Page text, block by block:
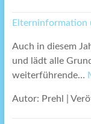
Elterninformation
Auch in diesem
und lädt alle
weiterführende…
Autor: Prehl